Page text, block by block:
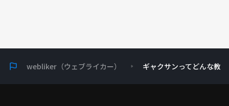
webliker（ウェブライカー） ギャクサンってどんな教